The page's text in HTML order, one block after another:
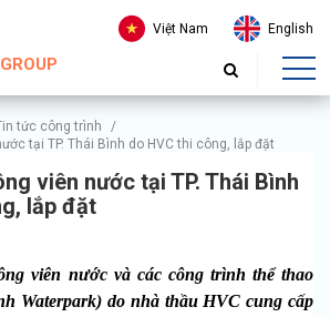
GROUP
Việt Nam English
tức công trình
/
tại TP. Thái Bình do HVC thi công, lắp đặt
viên nước tại TP. Thái Bình
lắp đặt
viên nước và các công trình thể thao
Waterpark) do nhà thầu HVC cung cấp